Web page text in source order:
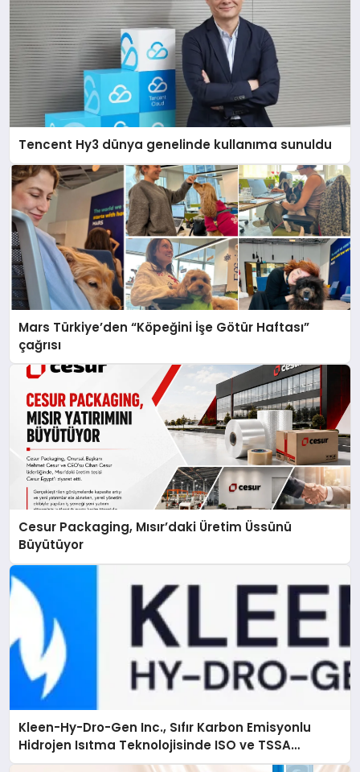
Tencent Hy3 dünya genelinde kullanıma sunuldu
Mars Türkiye’den “Köpeğini İşe Götür Haftası”
çağrısı
Cesur Packaging, Mısır’daki Üretim Üssünü
Büyütüyor
Kleen-Hy-Dro-Gen Inc., Sıfır Karbon Emisyonlu
Hidrojen Isıtma Teknolojisinde ISO ve TSSA
Düzenleyici Onaylarını Aldı